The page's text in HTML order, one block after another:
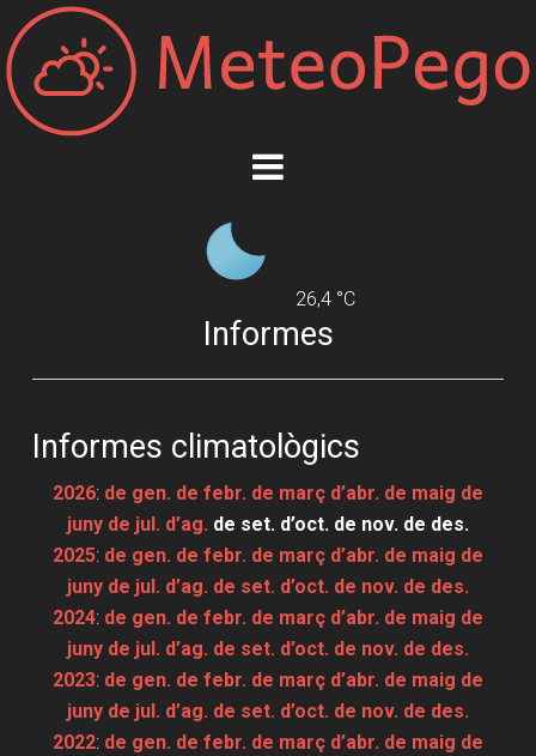
26,4 °C
Informes
Informes climatològics
2026: de gen. de febr. de març d’abr. de maig de
juny de jul. d’ag. de set. d’oct. de nov. de des.
2025: de gen. de febr. de març d’abr. de maig de
juny de jul. d’ag. de set. d’oct. de nov. de des.
2024: de gen. de febr. de març d’abr. de maig de
juny de jul. d’ag. de set. d’oct. de nov. de des.
2023: de gen. de febr. de març d’abr. de maig de
juny de jul. d’ag. de set. d’oct. de nov. de des.
2022: de gen. de febr. de març d’abr. de maig de